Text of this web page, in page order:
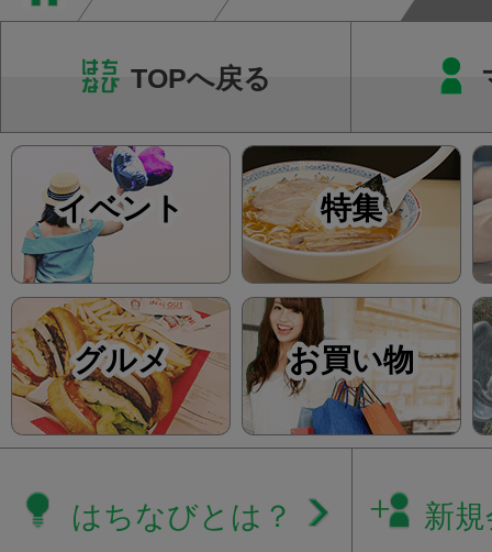
TOPへ戻る
イベント 特集
グルメ お買い物
はちなびとは？ 新